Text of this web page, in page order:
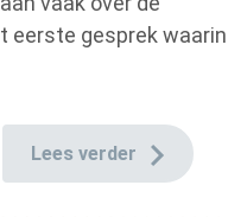
eerste gesprek waarin
Lees verder